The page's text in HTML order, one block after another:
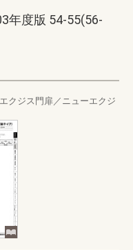
年度版 54-55(56-
ジス門扉／ニューエクジ